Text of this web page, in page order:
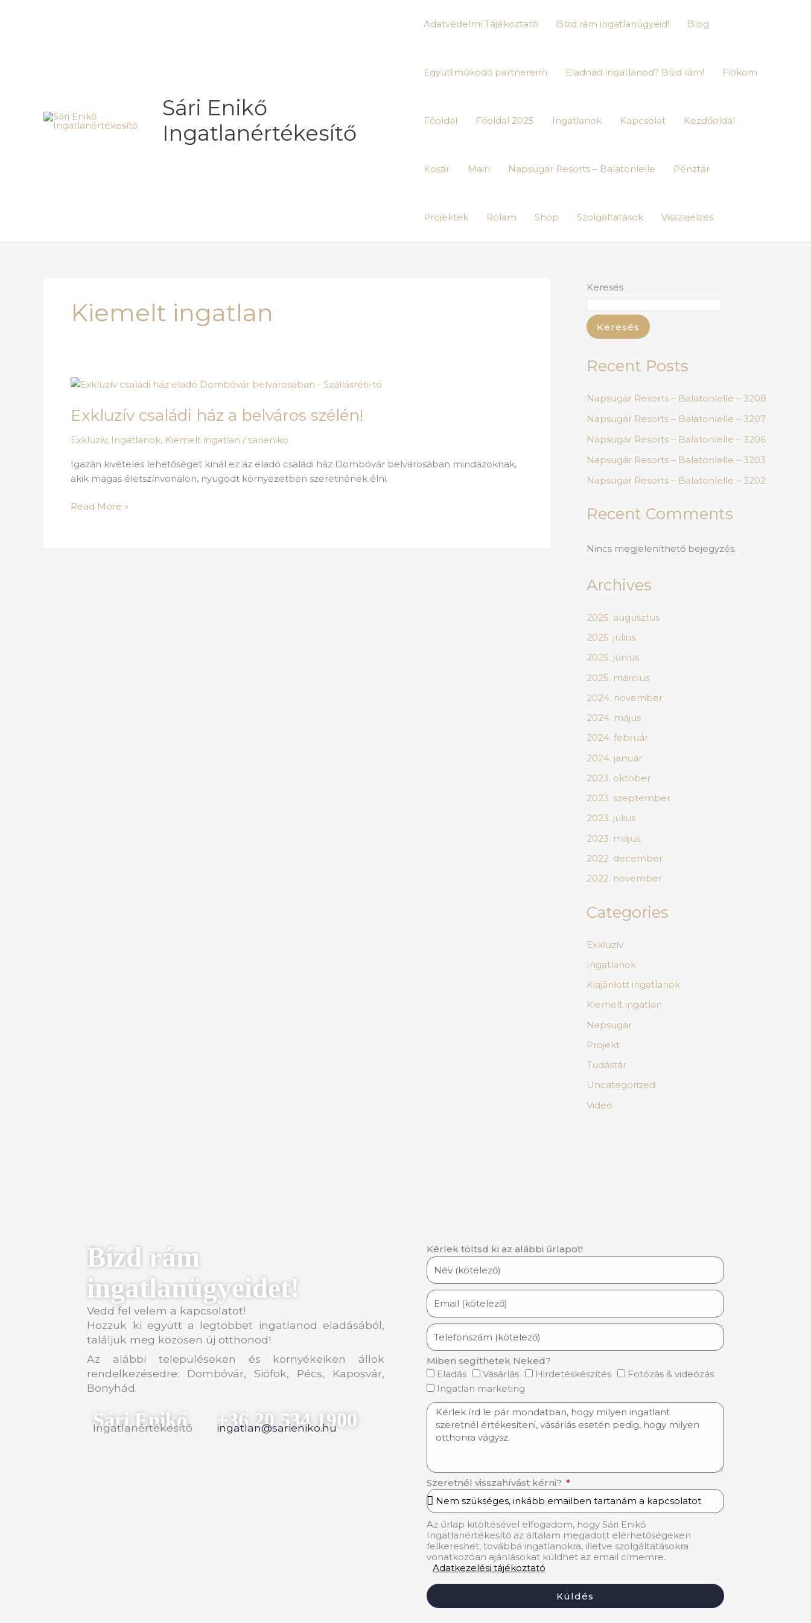
Sári Enikő
Ingatlanértékesítő
Adatvédelmi Tájékoztató Bízd rám ingatlanügyeid! Blog
Együttműködő partnereim Eladnád ingatlanod? Bízd rám! Fiókom
Főoldal Főoldal 2025 Ingatlanok Kapcsolat Kezdőoldal
Kosár Main Napsugár Resorts – Balatonlelle Pénztár
Projektek Rólam Shop Szolgáltatások Visszajelzés
Kiemelt ingatlan
Exkluzív családi ház a belváros szélén!
Exkluzív, Ingatlanok, Kiemelt ingatlan / sarieniko
Igazán kivételes lehetőséget kínál ez az eladó családi ház Dombóvár belvárosában mindazoknak,
akik magas életszínvonalon, nyugodt környezetben szeretnének élni.
Exkluzív
ház
belváros
Read More »
Keresés
Keresés
Recent Posts
Napsugár Resorts – Balatonlelle – 3208
Napsugár Resorts – Balatonlelle – 3207
Napsugár Resorts – Balatonlelle – 3206
Napsugár Resorts – Balatonlelle – 3203
Napsugár Resorts – Balatonlelle – 3202
Recent Comments
Nincs megjeleníthető bejegyzés.
Archives
2025. augusztus
2025. július
2025. június
2025. március
2024. november
2024. május
2024. február
2024. január
2023. október
2023. szeptember
2023. július
2023. május
2022. december
2022. november
Categories
Exkluzív
Ingatlanok
Kiajánlott ingatlanok
Kiemelt ingatlan
Napsugár
Projekt
Tudástár
Uncategorized
Videó
Bízd rám
ingatlanügyeidet!
Vedd fel velem a kapcsolatot!
Hozzuk ki együtt a legtöbbet ingatlanod eladásából,
találjuk meg közösen új otthonod!
Az alábbi településeken és környékeiken állok
rendelkezésedre: Dombóvár, Siófok, Pécs, Kaposvár,
Bonyhád.
Sári Enikő
Ingatlanértékesítő +36 20 534 1900
ingatlan@sarieniko.hu
Kérlek töltsd ki az alábbi űrlapot!
Miben segíthetek Neked?
Eladás
Vásárlás Hirdetéskészítés
Fotózás & videózás
Ingatlan marketing
Szeretnél visszahívást kérni?
Az űrlap kitöltésével elfogadom, hogy Sári Enikő
Ingatlanértékesítő az általam megadott elérhetőségeken
felkereshet, továbbá ingatlanokra, illetve szolgáltatásokra
vonatkozóan ajánlásokat küldhet az email címemre.
Adatkezelési tájékoztató
Küldés